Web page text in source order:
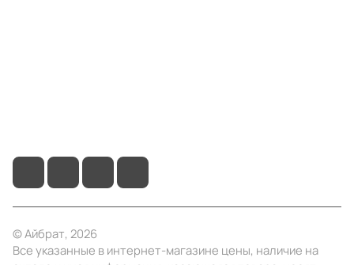
© Айбрат, 2026
Все указанные в интернет-магазине цены, наличие на